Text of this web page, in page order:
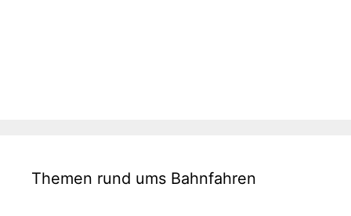
Themen rund ums Bahnfahren